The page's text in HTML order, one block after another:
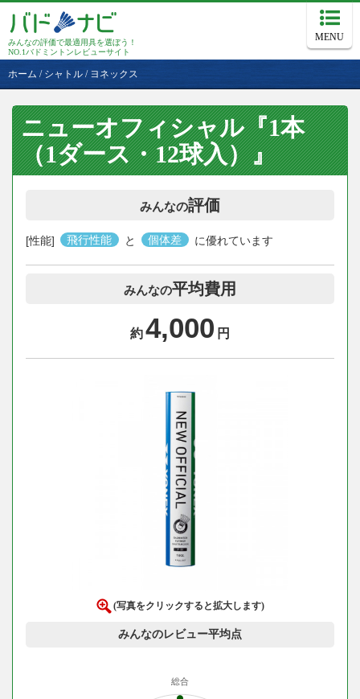
みんなの評価で最適用具を選ぼう！
NO.1バドミントンレビューサイト
MENU
ホーム / シャトル / ヨネックス
ニューオフィシャル『1本
（1ダース・12球入）』
みんなの評価
[性能] 飛行性能 と 個体差 に優れています
みんなの平均費用
約4,000 円
(写真をクリックすると拡大します)
みんなのレビュー平均点
総合